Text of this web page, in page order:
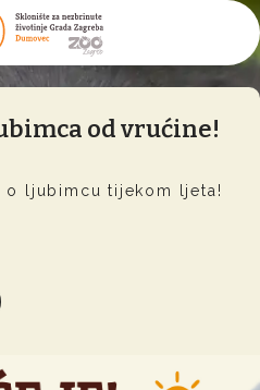
od vrućine!
o ljubimcu tijekom ljeta!